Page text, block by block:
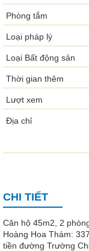
Phòng tắm
Loại pháp lý
Loại Bất động sản
Thời gian thêm
Lượt xem
Địa chỉ
CHI TIẾT
Căn hộ 45m2, 2
Hoàng Hoa Thám:
tiền đường Trường